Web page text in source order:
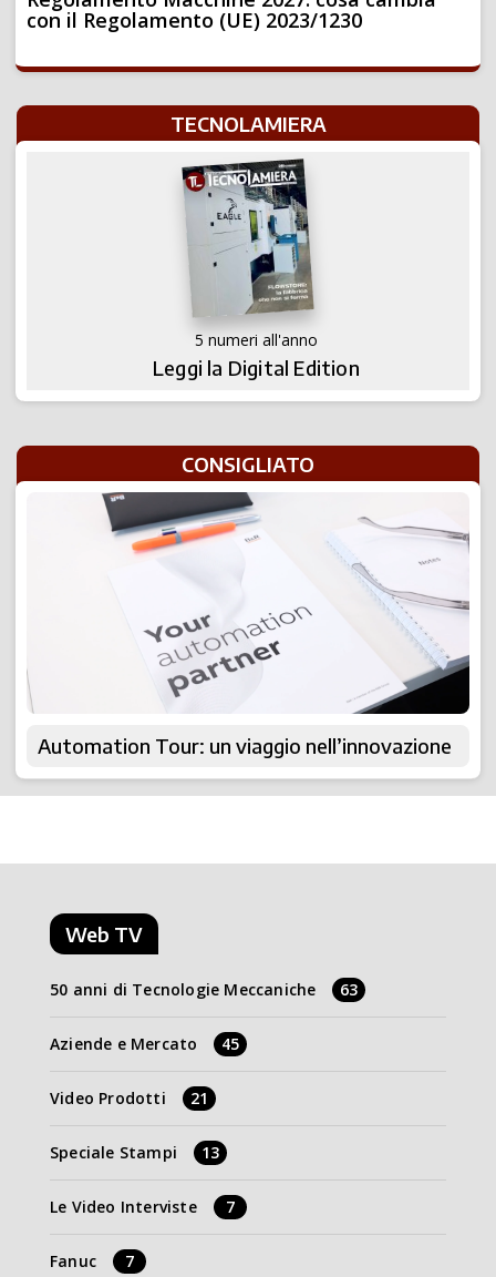
con il Regolamento (UE) 2023/1230
TECNOLAMIERA
5 numeri all'anno
Leggi la Digital Edition
CONSIGLIATO
Automation Tour: un viaggio nell’innovazione
Web TV
50 anni di Tecnologie Meccaniche 63
Aziende e Mercato 45
Video Prodotti 21
Speciale Stampi 13
Le Video Interviste 7
Fanuc 7